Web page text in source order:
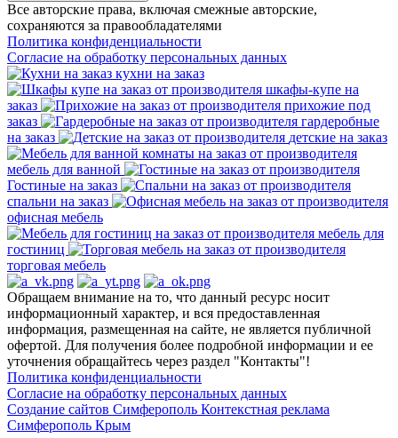
Все авторские права, включая смежные авторские,
сохраняются за правообладателями
Политика конфиденциальности
Согласие на обработку персональных данных
кухни на заказ
шкафы-купе на
заказ
прихожие под
заказ
гардеробные
на заказ
детские на заказ
мебель для ванной
Гостиные на заказ
спальни на заказ
офисная мебель
мебель для
гостиниц
торговая мебель
Обращаем внимание на то, что данный ресурс носит
информационный характер, и вся предоставленная
информация, размещенная на сайте, не является публичной
офертой. Для получения более подробной информации и ее
уточнения обращайтесь через раздел "Контакты"!
Политика конфиденциальности
Согласие на обработку персональных данных
Создание сайтов Симферополь Контекстная реклама
Симферополь Крым